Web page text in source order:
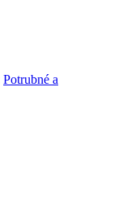
Potrubné a